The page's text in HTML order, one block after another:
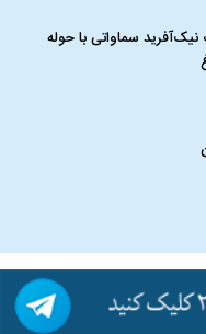
سماواتی با حوله